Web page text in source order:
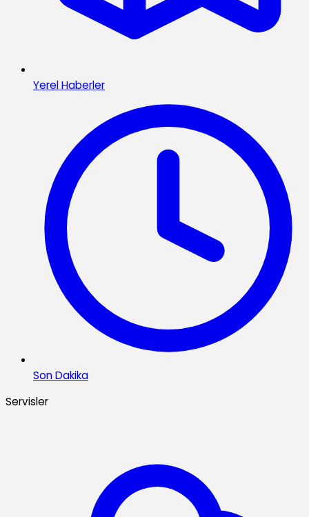
Yerel Haberler
Son Dakika
Servisler